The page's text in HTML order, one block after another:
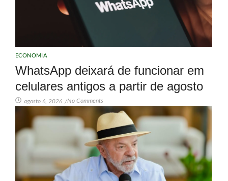
ECONOMIA
WhatsApp deixará de funcionar em
celulares antigos a partir de agosto
agosto 6, 2026 /No Comments